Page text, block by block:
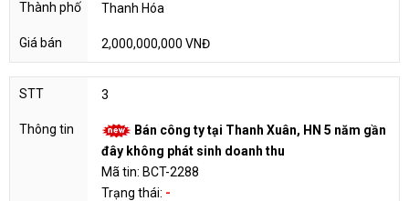
Thanh Hóa
2,000,000,000 VNĐ
3
Bán công ty tại Thanh Xuân, HN 5 năm gần
đây không phát sinh doanh thu
Mã tin: BCT-2288
Trạng thái: -